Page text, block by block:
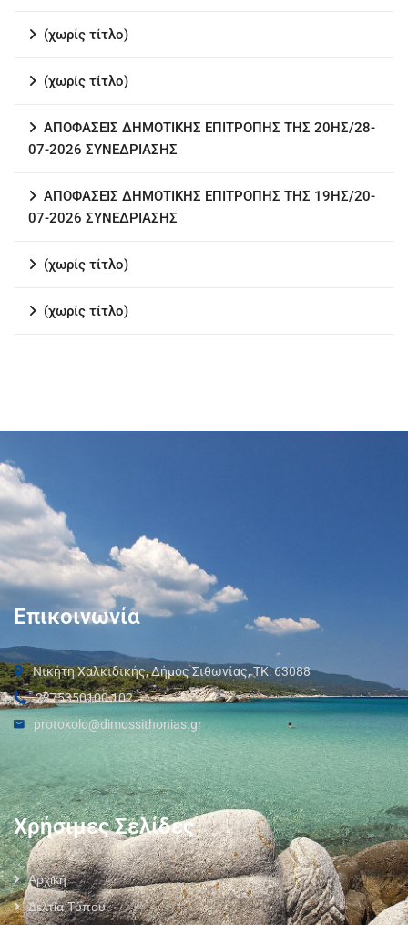
(χωρίς τίτλο)
(χωρίς τίτλο)
ΑΠΟΦΑΣΕΙΣ ΔΗΜΟΤΙΚΗΣ ΕΠΙΤΡΟΠΗΣ ΤΗΣ 20ΗΣ/28-
07-2026 ΣΥΝΕΔΡΙΑΣΗΣ
ΑΠΟΦΑΣΕΙΣ ΔΗΜΟΤΙΚΗΣ ΕΠΙΤΡΟΠΗΣ ΤΗΣ 19ΗΣ/20-
07-2026 ΣΥΝΕΔΡΙΑΣΗΣ
(χωρίς τίτλο)
(χωρίς τίτλο)
Επικοινωνία
Νικήτη Χαλκιδικής, Δήμος Σιθωνίας, ΤΚ: 63088
2375350100 102
protokolo@dimossithonias.gr
Χρήσιμες Σελίδες
Αρχική
Δελτία Τύπου